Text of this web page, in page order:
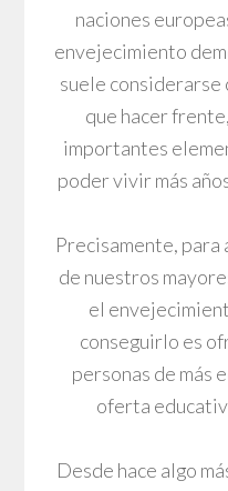
naciones
envejecimiento
suele considerarse
que hacer
importantes
poder vivir más
Precisamente, para
de nuestros
el
conseguirlo es
personas de más
oferta
Desde hace algo